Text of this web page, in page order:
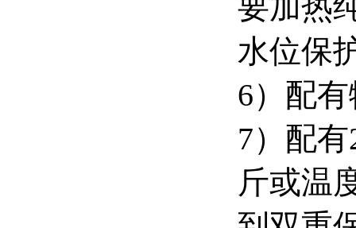
要加热
水位保
6）配
7）配
斤或温